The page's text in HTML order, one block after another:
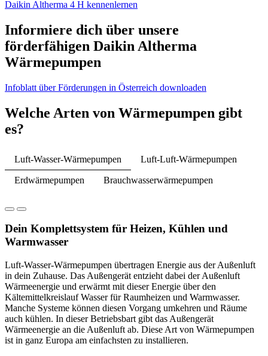
Daikin Altherma 4 H kennenlernen
Informiere dich über unsere
förderfähigen Daikin Altherma
Wärmepumpen
Infoblatt über Förderungen in Österreich downloaden
Welche Arten von Wärmepumpen gibt
es?
Luft-Wasser-Wärmepumpen Luft-Luft-Wärmepumpen
Erdwärmepumpen Brauchwasserwärmepumpen
Dein Komplettsystem für Heizen, Kühlen und
Warmwasser
Luft-Wasser-Wärmepumpen übertragen Energie aus der Außenluft
in dein Zuhause. Das Außengerät entzieht dabei der Außenluft
Wärmeenergie und erwärmt mit dieser Energie über den
Kältemittelkreislauf Wasser für Raumheizen und Warmwasser.
Manche Systeme können diesen Vorgang umkehren und Räume
auch kühlen. In dieser Betriebsbart gibt das Außengerät
Wärmeenergie an die Außenluft ab. Diese Art von Wärmepumpen
ist in ganz Europa am einfachsten zu installieren.